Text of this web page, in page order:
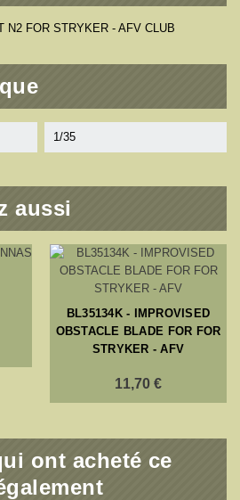
N2 FOR STRYKER - AFV CLUB
1/35
aussi
BL35134K - IMPROVISED
OBSTACLE BLADE FOR FOR
STRYKER - AFV
11,70 €
ont acheté ce